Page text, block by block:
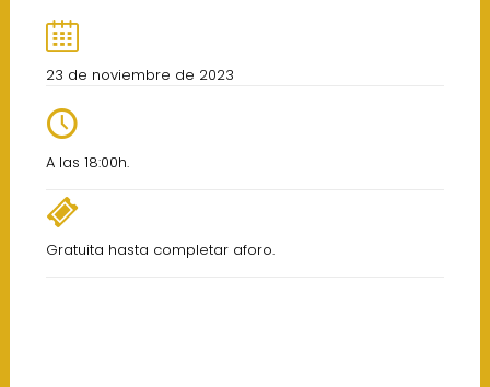
23 de noviembre de 2023
A las 18:00h.
Gratuita hasta completar aforo.